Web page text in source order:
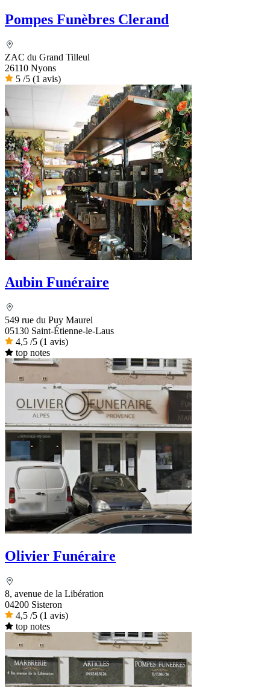
Pompes Funèbres Clerand
ZAC du Grand Tilleul
26110 Nyons
5 /5 (1 avis)
Aubin Funéraire
549 rue du Puy Maurel
05130 Saint-Étienne-le-Laus
4,5 /5 (1 avis)
top notes
Olivier Funéraire
8, avenue de la Libération
04200 Sisteron
4,5 /5 (1 avis)
top notes